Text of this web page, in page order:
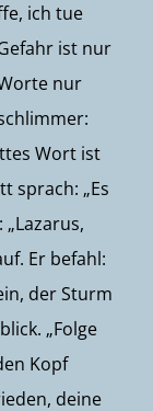
ich tue
ist nur
nur
Wort ist
sprach: „Es
Er befahl:
der Sturm
„Folge
Kopf
deine